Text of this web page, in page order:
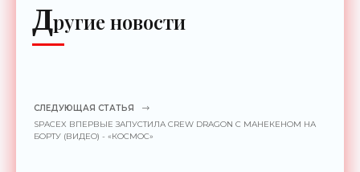
Другие новости
СЛЕДУЮЩАЯ СТАТЬЯ
SPACEX ВПЕРВЫЕ ЗАПУСТИЛА CREW DRAGON С МАНЕКЕНОМ НА
БОРТУ (ВИДЕО) - «КОСМОС»